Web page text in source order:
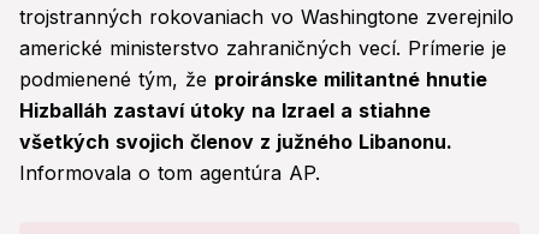
trojstranných rokovaniach vo Washingtone zverejnilo
americké ministerstvo zahraničných vecí. Prímerie je
podmienené tým, že proiránske militantné hnutie
Hizballáh zastaví útoky na Izrael a stiahne
všetkých svojich členov z južného Libanonu.
Informovala o tom agentúra AP.